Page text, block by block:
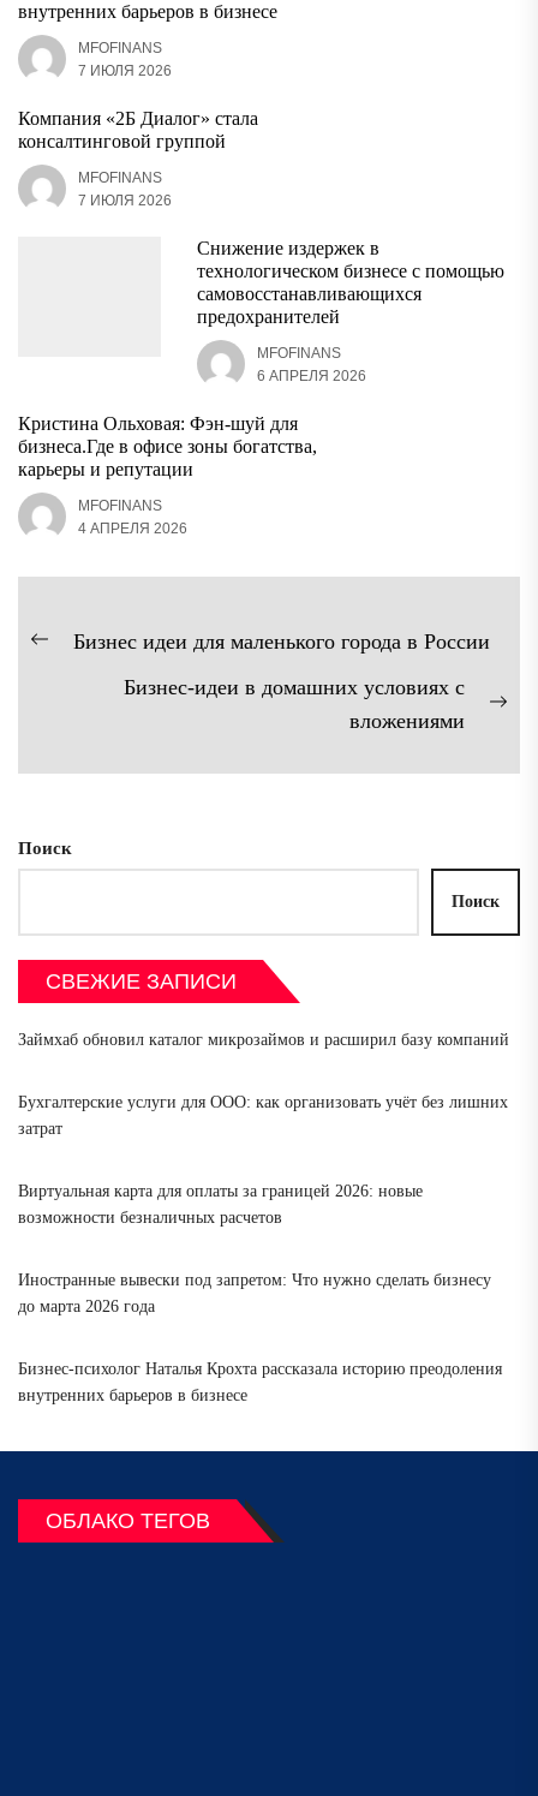
внутренних барьеров в бизнесе
MFOFINANS
7 ИЮЛЯ 2026
Компания «2Б Диалог» стала
консалтинговой группой
MFOFINANS
7 ИЮЛЯ 2026
Снижение издержек в
технологическом бизнесе с помощью
самовосстанавливающихся
предохранителей
MFOFINANS
6 АПРЕЛЯ 2026
Кристина Ольховая: Фэн-шуй для
бизнеса.Где в офисе зоны богатства,
карьеры и репутации
MFOFINANS
4 АПРЕЛЯ 2026
Навигация
Предыдущая
Бизнес идеи для маленького города в России
Бизнес-идеи в домашних условиях с
вложениями
Поиск
Поиск
СВЕЖИЕ ЗАПИСИ
Займхаб обновил каталог микрозаймов и расширил базу компаний
Бухгалтерские услуги для ООО: как организовать учёт без лишних
затрат
Виртуальная карта для оплаты за границей 2026: новые
возможности безналичных расчетов
Иностранные вывески под запретом: Что нужно сделать бизнесу
до марта 2026 года
Бизнес-психолог Наталья Крохта рассказала историю преодоления
внутренних барьеров в бизнесе
ОБЛАКО ТЕГОВ